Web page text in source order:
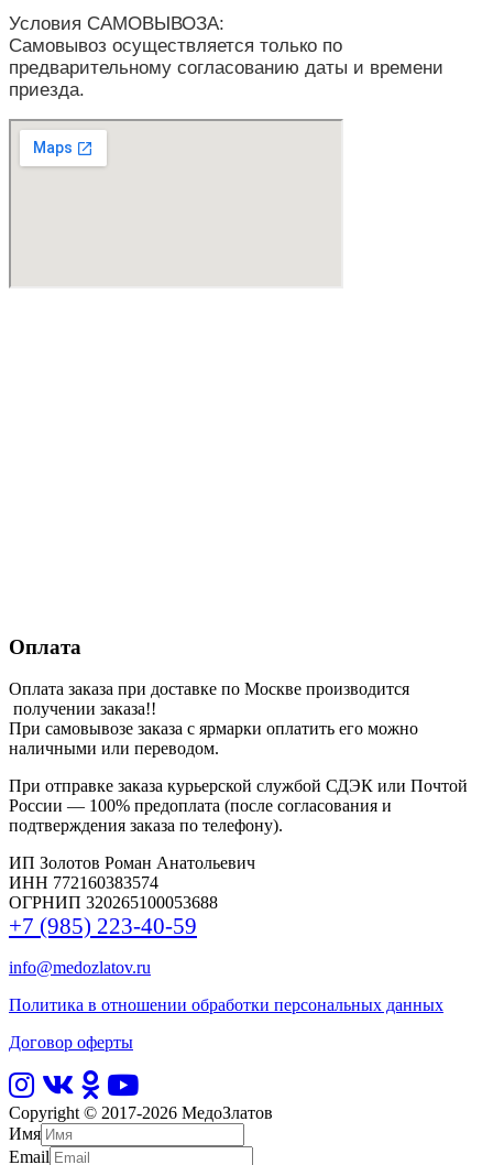
Условия САМОВЫВОЗА:
Самовывоз осуществляется только по
предварительному согласованию даты и времени
приезда.
Оплата
Оплата заказа при доставке по Москве производится
получении заказа!!
При самовывозе заказа с ярмарки оплатить его можно
наличными или переводом.
При отправке заказа курьерской службой СДЭК или Почтой
России — 100% предоплата (после согласования и
подтверждения заказа по телефону).
ИП Золотов Роман Анатольевич
ИНН 772160383574
ОГРНИП 320265100053688
+7 (985) 223-40-59
info@medozlatov.ru
Политика в отношении обработки персональных данных
Договор оферты
Copyright © 2017-2026 МедоЗлатов
Имя
Email